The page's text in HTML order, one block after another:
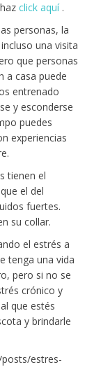
click aquí.
personas, la
una visita
que personas
a casa puede
entrenado
y esconderse
puedes
experiencias
tienen el
el del
fuertes.
su collar.
el estrés a
tenga una vida
pero si no se
crónico y
que estés
y brindarle
estres-